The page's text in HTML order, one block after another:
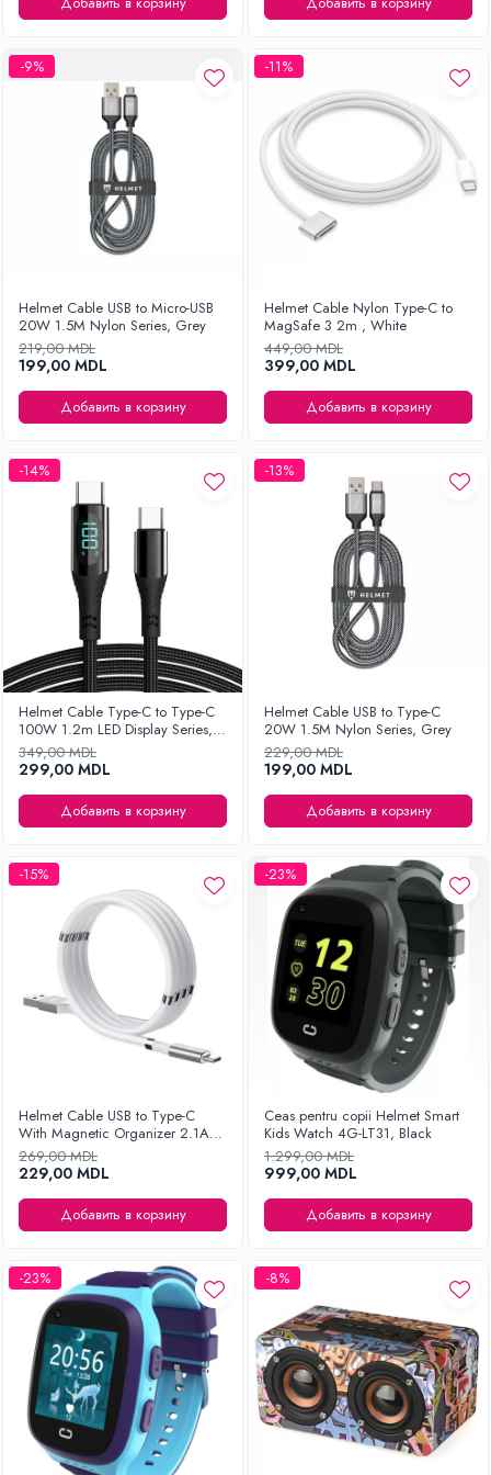
Уход за одеждой
Отпариватель для одежды
-9%
Helmet Cable USB to Micro-USB
20W 1.5M Nylon Series, Grey
219,00 MDL
199,00 MDL
Добавить в корзину
-11%
Helmet Cable Nylon Type-C to
MagSafe 3 2m , White
449,00 MDL
399,00 MDL
Добавить в корзину
-14%
Helmet Cable Type-C to Type-C
100W 1.2m LED Display Series,
Black
349,00 MDL
299,00 MDL
Добавить в корзину
-13%
Helmet Cable USB to Type-C
20W 1.5M Nylon Series, Grey
229,00 MDL
199,00 MDL
Добавить в корзину
-15%
Helmet Cable USB to Type-C
With Magnetic Organizer 2.1A
1m, White
269,00 MDL
229,00 MDL
Добавить в корзину
-23%
Ceas pentru copii Helmet Smart
Kids Watch 4G-LT31, Black
1.299,00 MDL
999,00 MDL
Добавить в корзину
-23% -8%